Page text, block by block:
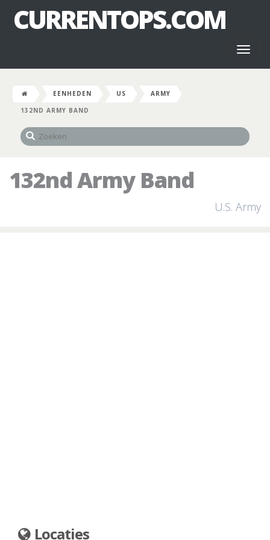
CURRENTOPS.COM
EENHEDEN US
ARMY
132ND ARMY BAND
132nd Army Band
U.S. Army
Locaties